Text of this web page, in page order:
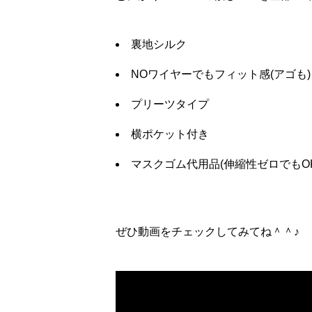
裏地シルク
NOワイヤーでもフィット感(アゴも)
プリーツタイプ
横ポケット付き
マスクゴム代用品(伸縮性ゼロでも
ぜひ動画をチェックしてみてね＾＾♪